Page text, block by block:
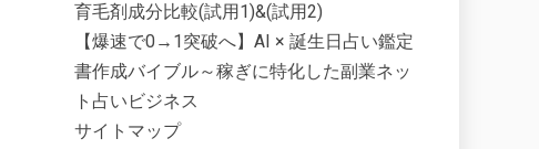
育毛剤成分比較(試用1)&(試用2)
【爆速で0→1突破へ】AI × 誕生日占い鑑定
書作成バイブル～稼ぎに特化した副業ネッ
ト占いビジネス
サイトマップ